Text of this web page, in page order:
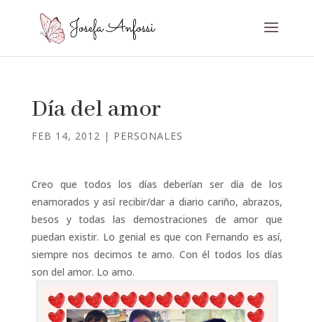
Día del amor
FEB 14, 2012 | PERSONALES
Creo que todos los días deberían ser día de los
enamorados y así recibir/dar a diario cariño, abrazos,
besos y todas las demostraciones de amor que
puedan existir. Lo genial es que con Fernando es así,
siempre nos decimos te amo. Con él todos los días
son del amor. Lo amo.